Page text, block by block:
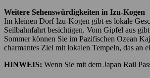
Weitere Sehenswürdigkeiten in Izu-Kogen
Im kleinen Dorf Izu-Kogen gibt es lokale
Seilbahnfahrt besichtigen. Vom Gipfel aus
Sommer können Sie im Pazifischen Ozean
charmantes Ziel mit lokalen Tempeln, das an
HINWEIS: Wenn Sie mit dem Japan Rail